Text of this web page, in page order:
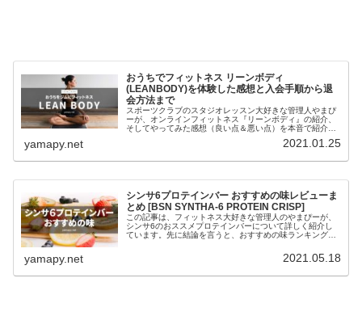
おうちでフィットネス リーンボディ
(LEANBODY)を体験した感想と入会手順から退
会方法まで
スポーツクラブのスタジオレッスン大好きな管理人やまぴ
ーが、オンラインフィットネス『リーンボディ』の紹介、
そしてやってみた感想（良い点＆悪い点）を本音で紹介し
yamapy.net 2021.01.25
シンサ6プロテインバー おすすめの味レビューま
とめ [BSN SYNTHA-6 PROTEIN CRISP]
この記事は、フィットネス大好きな管理人のやまぴーが、
シンサ6のおススメプロテインバーについて詳しく紹介し
ています。先に結論を言うと、おすすめの味ランキングト
yamapy.net 2021.05.18